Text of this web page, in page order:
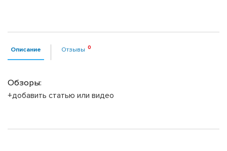
Описание Отзывы
Обзоры:
+добавить статью или видео